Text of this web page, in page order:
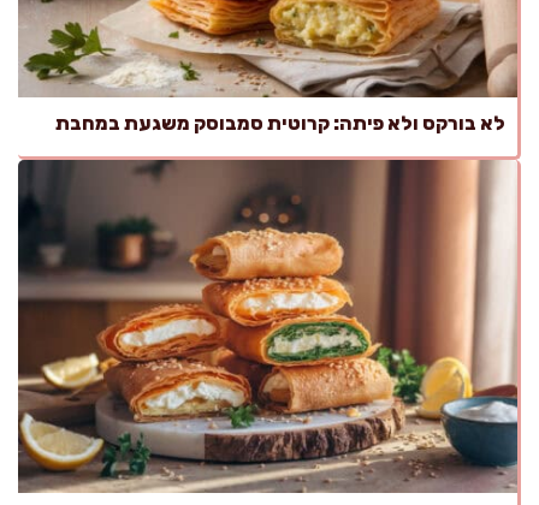
לא בורקס ולא פיתה: קרוטית סמבוסק משגעת במחבת